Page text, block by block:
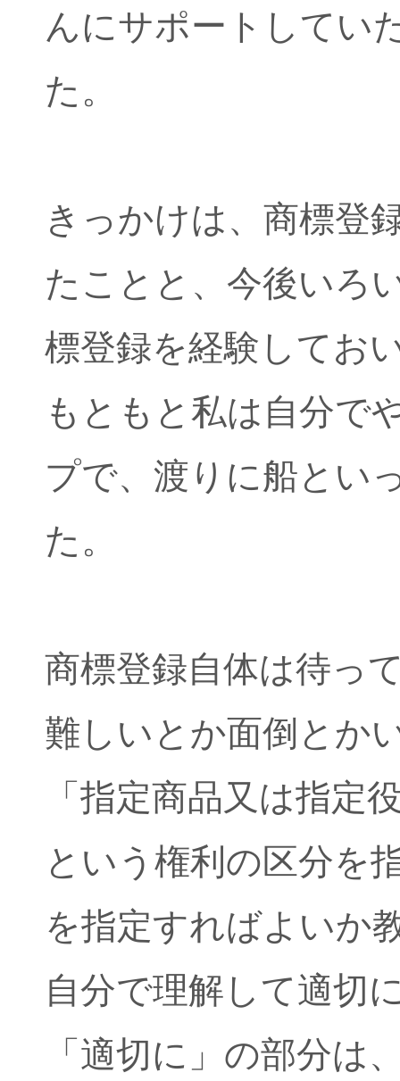
んにサポートしてい
た。
きっかけは、商標登
たことと、今後いろ
標登録を経験してお
もともと私は自分で
プで、渡りに船とい
た。
商標登録自体は待っ
難しいとか面倒とか
「指定商品又は指定
という権利の区分を
を指定すればよいか
自分で理解して適切
「適切に」の部分は